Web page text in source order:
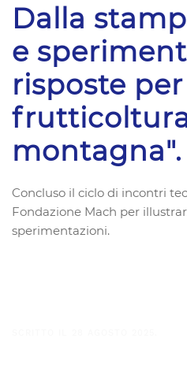
Dalla
e
risposte
montagna".
Concluso il ciclo di incontri
Fondazione Mach per
sperimentazioni.